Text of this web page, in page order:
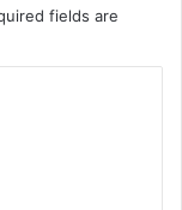
fields are